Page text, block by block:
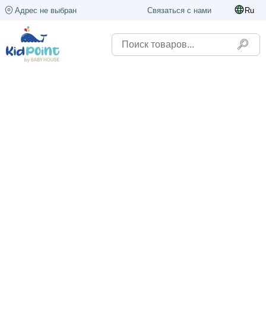
Адрес не выбран Связаться с нами Ru